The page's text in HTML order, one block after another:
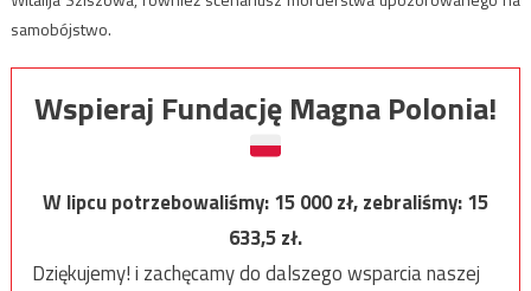
samobójstwo.
Wspieraj Fundację Magna Polonia!
W lipcu potrzebowaliśmy:15 000zł, zebraliśmy:15
633,5zł.
Dziękujemy! i zachęcamy do dalszego wsparcia naszej